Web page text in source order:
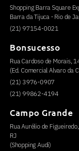
Shopping Barra Square
Barra da Tijuca - Rio de
(21) 97154-0021
Bonsucesso
Rua Cardoso de Morais,
(Ed. Comercial Alvaro da
(21) 3976-0907
(21) 99862-4194
Campo Grande
Rua Aurélio de
RJ
(Shopping Audi)